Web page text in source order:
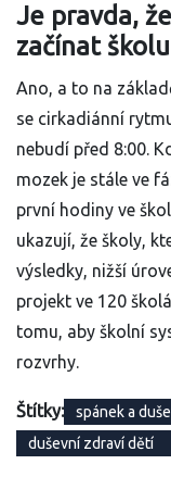
Je pravda,
začínat
Ano, a to na
se cirkadiánní
nebudí před 8:00.
mozek je stále ve
první hodiny ve
ukazují, že školy,
výsledky, nižší
projekt ve 120
tomu, aby školní
rozvrhy.
Štítky: spánek a
duševní zdraví dětí